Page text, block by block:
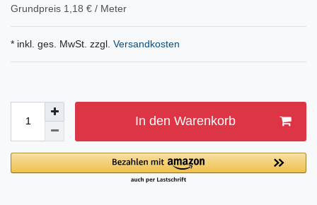
Grundpreis 1,18 € / Meter
* inkl. ges. MwSt. zzgl. Versandkosten
In den Warenkorb